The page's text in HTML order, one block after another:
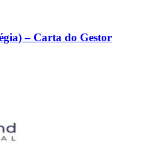
– Carta do Gestor